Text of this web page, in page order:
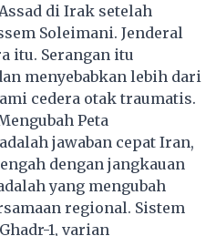
di Irak setelah
Soleimani. Jenderal
itu. Serangan itu
menyebabkan lebih dari
cedera otak traumatis.
Peta
jawaban cepat Iran,
dengan jangkauan
yang mengubah
regional. Sistem
1, varian